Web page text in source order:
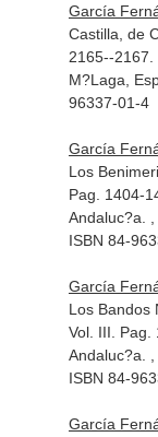
García
Castilla, de
2165--2167.
M?Laga,
96337-01-4
García
Los
Pag. 1404-
Andaluc?a .
ISBN 84-
García
Los Bandos
Vol. III. Pag.
Andaluc?a .
ISBN 84-
García